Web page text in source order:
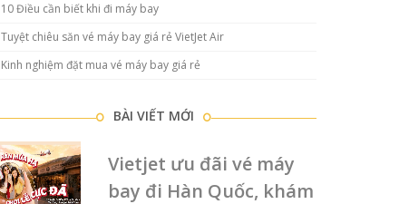
10 Điều cần biết khi đi máy bay
Tuyệt chiêu săn vé máy bay giá rẻ VietJet Air
Kinh nghiệm đặt mua vé máy bay giá rẻ
BÀI VIẾT MỚI
Vietjet ưu đãi vé máy
bay đi Hàn Quốc, khám